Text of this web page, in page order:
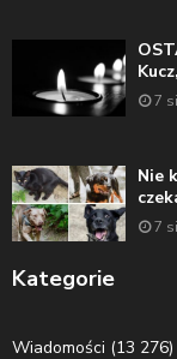
7
Nie
7
Kategorie
Wiadomości (13 276)